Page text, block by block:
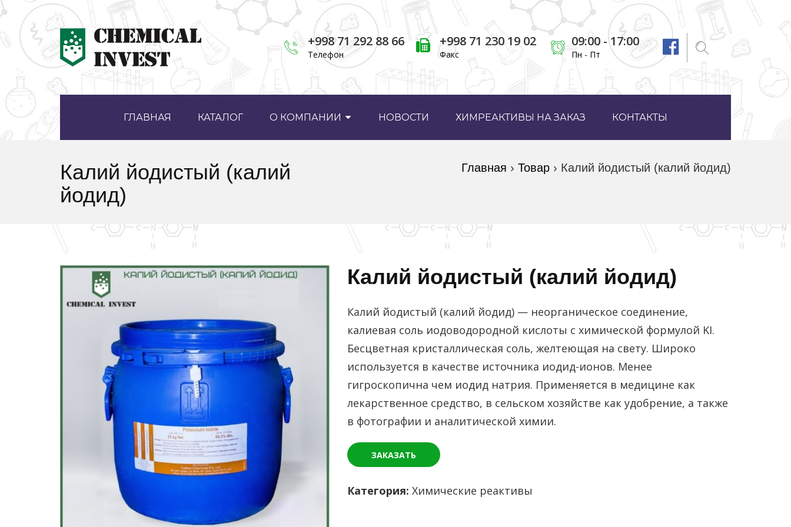
+998 71 292 88 66
Телефон
+998 71 230 19 02
Факс
09:00 - 17:00
Пн - Пт
ГЛАВНАЯ КАТАЛОГ О КОМПАНИИ НОВОСТИ ХИМРЕАКТИВЫ НА ЗАКАЗ КОНТАКТЫ
Калий йодистый (калий
йодид)
Главная › Товар › Калий йодистый (калий йодид)
Калий йодистый (калий йодид)
Калий йодистый (калий йодид) — неорганическое соединение,
калиевая соль иодоводородной кислоты с химической формулой KI.
Бесцветная кристаллическая соль, желтеющая на свету. Широко
используется в качестве источника иодид-ионов. Менее
гигроскопична чем иодид натрия. Применяется в медицине как
лекарственное средство, в сельском хозяйстве как удобрение, а также
в фотографии и аналитической химии.
ЗАКАЗАТЬ
Категория: Химические реактивы